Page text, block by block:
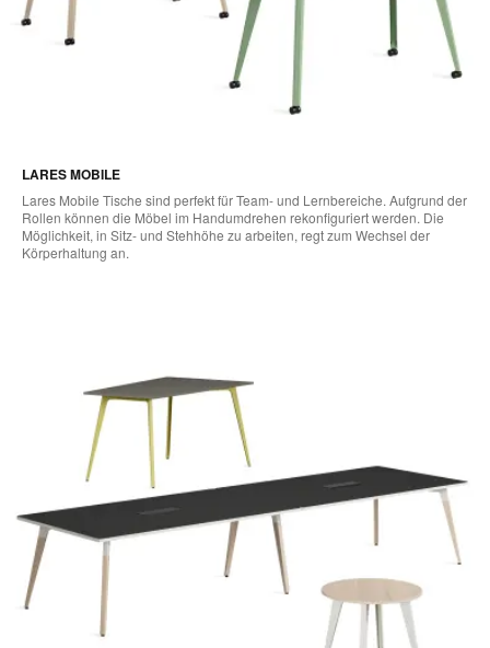
LARES MOBILE
Lares Mobile Tische sind perfekt für Team- und Lernbereiche. Aufgrund der
Rollen können die Möbel im Handumdrehen rekonfiguriert werden. Die
Möglichkeit, in Sitz- und Stehhöhe zu arbeiten, regt zum Wechsel der
Körperhaltung an.